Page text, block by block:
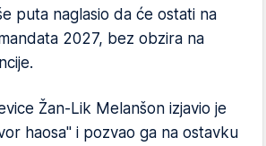
puta naglasio da će ostati na
2027, bez obzira na
Žan-Lik Melanšon izjavio je
haosa" i pozvao ga na ostavku